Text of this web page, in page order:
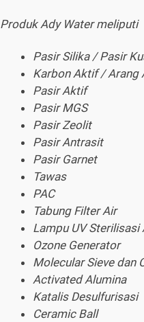
Produk Ady Water meliputi
Pasir Silika / Pasir
Karbon Aktif / Arang
Pasir Aktif
Pasir MGS
Pasir Zeolit
Pasir Antrasit
Pasir Garnet
Tawas
PAC
Tabung Filter Air
Lampu UV Sterilisasi
Ozone Generator
Molecular Sieve dan
Activated Alumina
Katalis Desulfurisasi
Ceramic Ball